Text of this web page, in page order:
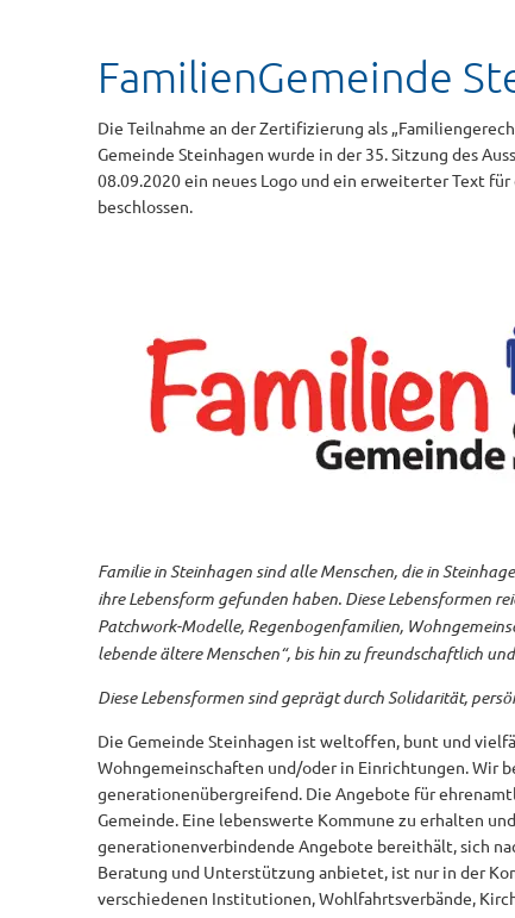
FamilienGemeinde
Steinhagen
FamilienGemeinde
Die Teilnahme an der Zertifizierung als
Gemeinde Steinhagen wurde in der 35. Sitzung des
08.09.2020 ein neues Logo und ein erweiterter Text
beschlossen.
Familie in Steinhagen sind alle Menschen, die in
ihre Lebensform gefunden haben. Diese Lebensformen
Patchwork-Modelle, Regenbogenfamilien,
lebende ältere Menschen“, bis hin zu freundschaftlich
Diese Lebensformen sind geprägt durch Solidarität,
Die Gemeinde Steinhagen ist weltoffen, bunt und
Wohngemeinschaften und/oder in Einrichtungen. Wir
generationenübergreifend. Die Angebote für
Gemeinde. Eine lebenswerte Kommune zu erhalten
generationenverbindende Angebote bereithält, sich
Beratung und Unterstützung anbietet, ist nur in der
verschiedenen Institutionen, Wohlfahrtsverbände,